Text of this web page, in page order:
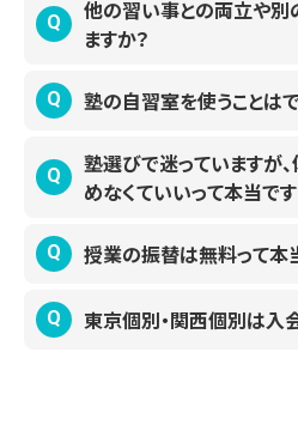
中学受験：1,241名
戦略まで、きめ細かな受験指導
定期テスト前には無料のテス
していない教科の補講も受
え、内申点・評定アップを目指せ
回数には制限がございます
A
行える効率のよい学習カリキ
望校対策を両立できます。
Q
他の習い事との両立や別
ますか？
A
はい、可能です。
日の振替も無料で可能である
塾）との両立もしやすいです。
苦手科目だけ当塾で対策する
す。
Q 塾の自習室を使うことは
A
はい、無料でご利用いただけ
ます。
「学校帰りに寄れる」「家より
す。くわしくは各教室にお
Q
塾選びで迷っていますが
めなくていいって本当です
A
はい、もちろんです。
だきます。
Q 授業の振替は無料って本
A
はい、授業当日でも、授業開
Q 東京個別・関西個別は入